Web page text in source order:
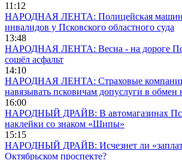
11:12
НАРОДНАЯ ЛЕНТА: Полицейская машина
инвалидов у Псковского областного суда
13:48
НАРОДНАЯ ЛЕНТА: Весна - на дороге
сошёл асфальт
14:10
НАРОДНАЯ ЛЕНТА: Страховые
навязывать псковичам допуслуги в
16:00
НАРОДНЫЙ ДРАЙВ: В автомагазинах
наклейки со знаком «Шипы»
15:15
НАРОДНЫЙ ДРАЙВ: Исчезнет ли
Октябрьском проспекте?